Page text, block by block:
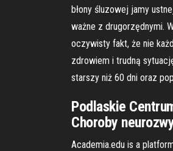
błony śluzowej jamy
ważne z drugorzędnymi.
oczywisty fakt, że nie
zdrowiem i trudną
starszy niż 60 dni oraz
Podlaskie
Choroby
Academia.edu is a